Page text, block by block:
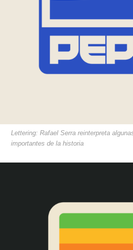
Lettering: Rafael Serra reinterpreta
importantes de la historia